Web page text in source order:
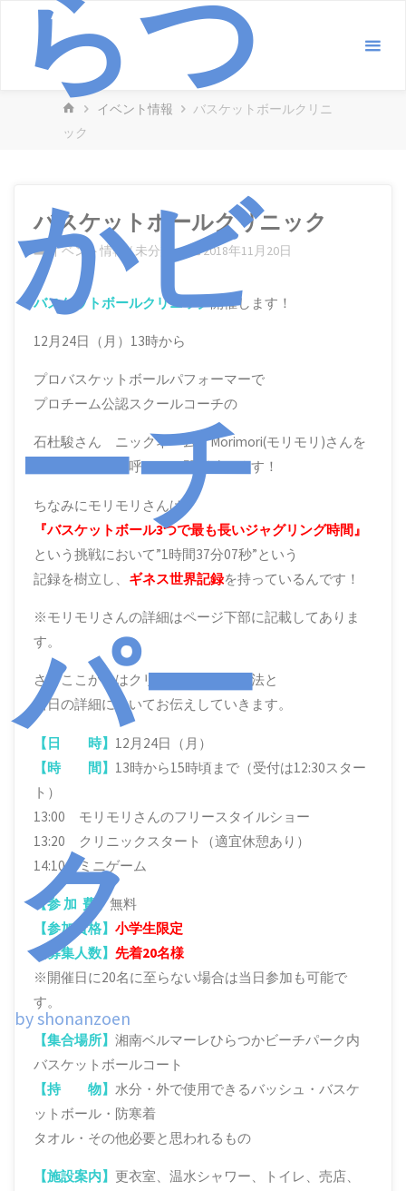
らつ
かビ
ーチ
パー
ク
by shonanzoen
ホ
ー
イベント情報
バスケットボールクリニ
ック
バスケットボールクリニック
イベント情報 /未分類 2018年11月20日
バスケットボールクリニック 開催します！
12月24日（月）13時から
プロバスケットボールパフォーマーで
プロチーム公認スクールコーチの
石杜駿さん ニックネーム：Morimori(モリモリ)さんを
コーチとしてお呼びして開催致します！
ちなみにモリモリさんは
『バスケットボール3つで最も長いジャグリング時間』
という挑戦において”1時間37分07秒”という
記録を樹立し、 ギネス世界記録を持っているんです！
※モリモリさんの詳細はページ下部に記載してありま
す。
さてここからはクリニックの参加方法と
当日の詳細についてお伝えしていきます。
【日 時】 12月24日（月）
【時 間】 13時から15時頃まで（受付は12:30スター
ト）
13:00 モリモリさんのフリースタイルショー
13:20 クリニックスタート（適宜休憩あり）
14:10 ミニゲーム
【参 加 費】無料
【参加資格】小学生限定
【募集人数】先着20名様
※開催日に20名に至らない場合は当日参加も可能で
す。
【集合場所】湘南ベルマーレひらつかビーチパーク内
バスケットボールコート
【持 物】水分・外で使用できるバッシュ・バスケ
ットボール・防寒着
タオル・その他必要と思われるもの
【施設案内】 更衣室、温水シャワー、トイレ、売店、